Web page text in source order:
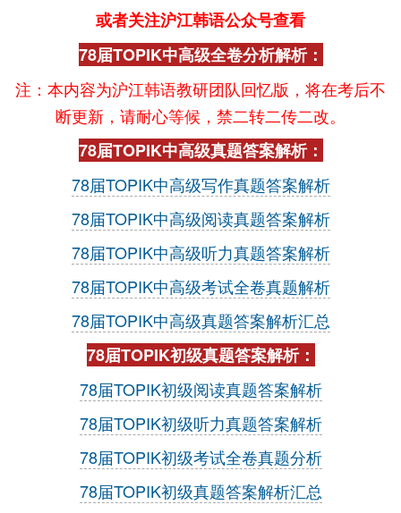
或者关注沪江韩语公众号查看
78届TOPIK中高级全卷分析解析：
注：本内容为沪江韩语教研团队回忆版，将在考后不
断更新，请耐心等候，禁二转二传二改。
78届TOPIK中高级真题答案解析：
78届TOPIK中高级写作真题答案解析
78届TOPIK中高级阅读真题答案解析
78届TOPIK中高级听力真题答案解析
78届TOPIK中高级考试全卷真题解析
78届TOPIK中高级真题答案解析汇总
78届TOPIK初级真题答案解析：
78届TOPIK初级阅读真题答案解析
78届TOPIK初级听力真题答案解析
78届TOPIK初级考试全卷真题分析
78届TOPIK初级真题答案解析汇总